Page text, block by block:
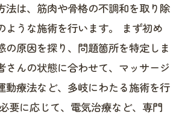
法は、筋肉や骨格の不調和を取り除
ような施術を行います。 まず初め
の原因を探り、問題箇所を特定しま
さんの状態に合わせて、マッサージ
動療法など、多岐にわたる施術を行
要に応じて、電気治療など、専門